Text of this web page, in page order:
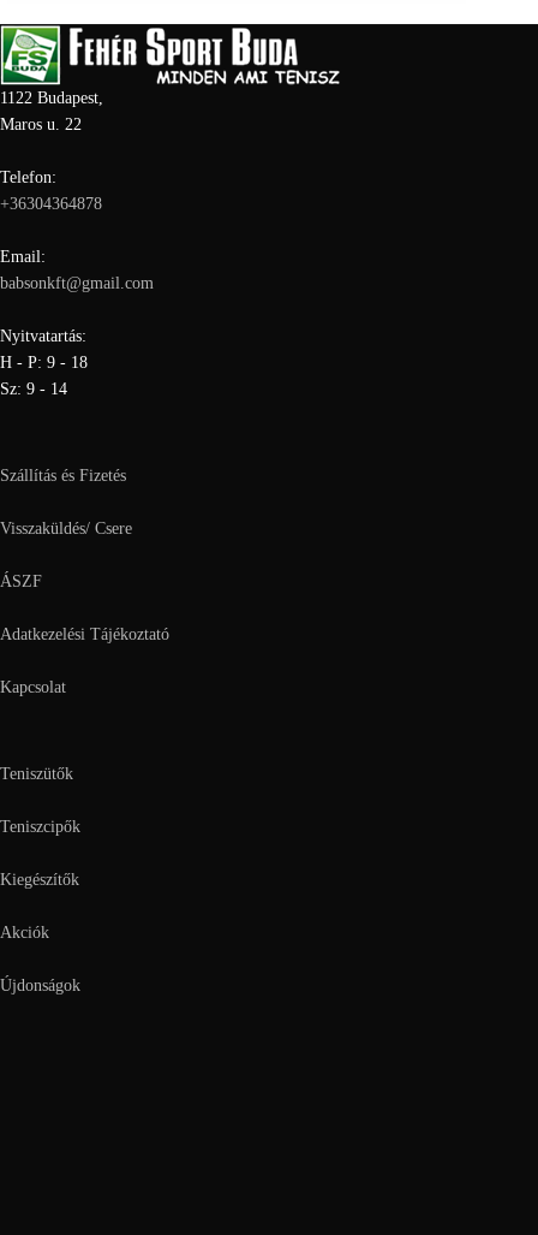
1122 Budapest,
Maros u. 22
Telefon:
+36304364878
Email:
babsonkft@gmail.com
Nyitvatartás:
H - P: 9 - 18
Sz: 9 - 14
Szállítás és Fizetés
Visszaküldés/ Csere
ÁSZF
Adatkezelési Tájékoztató
Kapcsolat
Teniszütők
Teniszcipők
Kiegészítők
Akciók
Újdonságok